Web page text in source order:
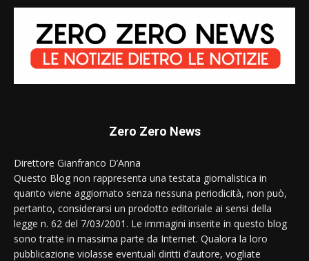
Zero Zero News
Direttore Gianfranco D’Anna
Questo Blog non rappresenta una testata giornalistica in
quanto viene aggiornato senza nessuna periodicità, non può,
pertanto, considerarsi un prodotto editoriale ai sensi della
legge n. 62 del 7/03/2001. Le immagini inserite in questo blog
sono tratte in massima parte da Internet. Qualora la loro
pubblicazione violasse eventuali diritti d’autore, vogliate